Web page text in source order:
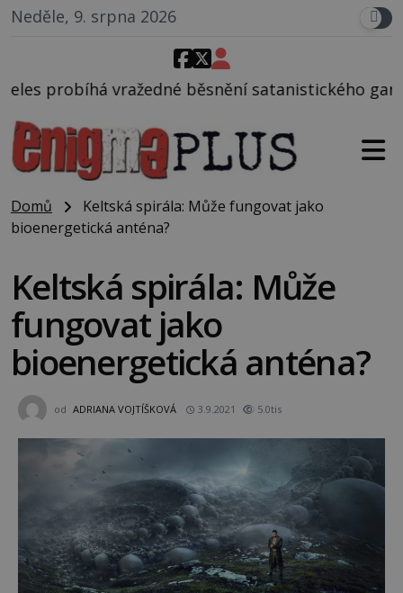
Neděle, 9. srpna 2026
satanistického gangu vedeného
Domů
Keltská spirála: Může fungovat jako
bioenergetická anténa?
Keltská spirála: Může
fungovat jako
bioenergetická anténa?
od ADRIANA VOJTÍŠKOVÁ 3.9.2021 5.0tis